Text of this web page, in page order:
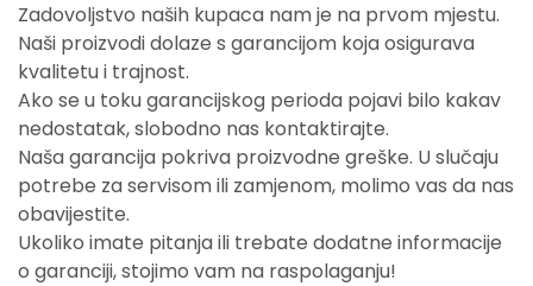
Zadovoljstvo naših kupaca nam je na prvom mjestu.
Naši proizvodi dolaze s garancijom koja osigurava
kvalitetu i trajnost.
Ako se u toku garancijskog perioda pojavi bilo kakav
nedostatak, slobodno nas kontaktirajte.
Naša garancija pokriva proizvodne greške. U slučaju
potrebe za servisom ili zamjenom, molimo vas da nas
obavijestite.
Ukoliko imate pitanja ili trebate dodatne informacije
o garanciji, stojimo vam na raspolaganju!